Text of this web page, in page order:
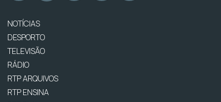
NOTÍCIAS
DESPORTO
TELEVISÃO
RÁDIO
RTP ARQUIVOS
RTP ENSINA